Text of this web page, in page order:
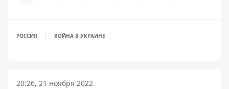
РОССИЯ ВОЙНА В УКРАИНЕ
20:26, 21 ноября 2022